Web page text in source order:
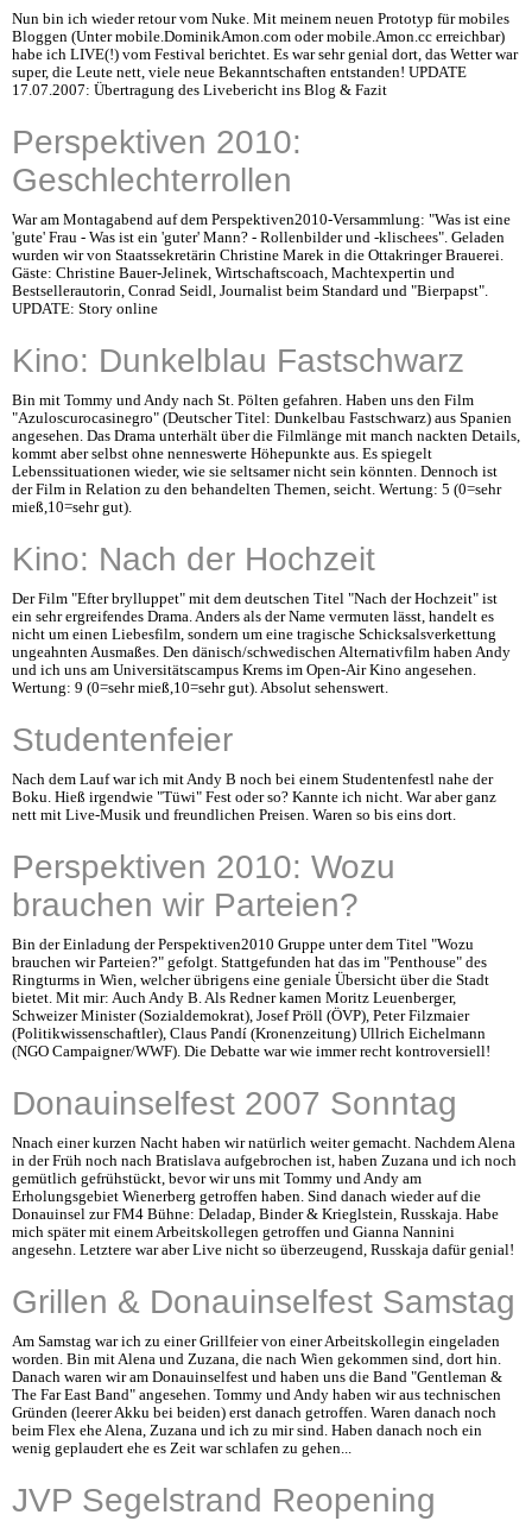
Nun bin ich wieder retour vom Nuke. Mit meinem neuen Prototyp für mobiles
Bloggen (Unter mobile.DominikAmon.com oder mobile.Amon.cc erreichbar)
habe ich LIVE(!) vom Festival berichtet. Es war sehr genial dort, das Wetter war
super, die Leute nett, viele neue Bekanntschaften entstanden! UPDATE
17.07.2007: Übertragung des Livebericht ins Blog & Fazit
Perspektiven 2010:
Geschlechterrollen
War am Montagabend auf dem Perspektiven2010-Versammlung: "Was ist eine
'gute' Frau - Was ist ein 'guter' Mann? - Rollenbilder und -klischees". Geladen
wurden wir von Staatssekretärin Christine Marek in die Ottakringer Brauerei.
Gäste: Christine Bauer-Jelinek, Wirtschaftscoach, Machtexpertin und
Bestsellerautorin, Conrad Seidl, Journalist beim Standard und "Bierpapst".
UPDATE: Story online
Kino: Dunkelblau Fastschwarz
Bin mit Tommy und Andy nach St. Pölten gefahren. Haben uns den Film
"Azuloscurocasinegro" (Deutscher Titel: Dunkelbau Fastschwarz) aus Spanien
angesehen. Das Drama unterhält über die Filmlänge mit manch nackten Details,
kommt aber selbst ohne nenneswerte Höhepunkte aus. Es spiegelt
Lebenssituationen wieder, wie sie seltsamer nicht sein könnten. Dennoch ist
der Film in Relation zu den behandelten Themen, seicht. Wertung: 5 (0=sehr
mieß,10=sehr gut).
Kino: Nach der Hochzeit
Der Film "Efter brylluppet" mit dem deutschen Titel "Nach der Hochzeit" ist
ein sehr ergreifendes Drama. Anders als der Name vermuten lässt, handelt es
nicht um einen Liebesfilm, sondern um eine tragische Schicksalsverkettung
ungeahnten Ausmaßes. Den dänisch/schwedischen Alternativfilm haben Andy
und ich uns am Universitätscampus Krems im Open-Air Kino angesehen.
Wertung: 9 (0=sehr mieß,10=sehr gut). Absolut sehenswert.
Studentenfeier
Nach dem Lauf war ich mit Andy B noch bei einem Studentenfestl nahe der
Boku. Hieß irgendwie "Tüwi" Fest oder so? Kannte ich nicht. War aber ganz
nett mit Live-Musik und freundlichen Preisen. Waren so bis eins dort.
Perspektiven 2010: Wozu
brauchen wir Parteien?
Bin der Einladung der Perspektiven2010 Gruppe unter dem Titel "Wozu
brauchen wir Parteien?" gefolgt. Stattgefunden hat das im "Penthouse" des
Ringturms in Wien, welcher übrigens eine geniale Übersicht über die Stadt
bietet. Mit mir: Auch Andy B. Als Redner kamen Moritz Leuenberger,
Schweizer Minister (Sozialdemokrat), Josef Pröll (ÖVP), Peter Filzmaier
(Politikwissenschaftler), Claus Pandí (Kronenzeitung) Ullrich Eichelmann
(NGO Campaigner/WWF). Die Debatte war wie immer recht kontroversiell!
Donauinselfest 2007 Sonntag
Nnach einer kurzen Nacht haben wir natürlich weiter gemacht. Nachdem Alena
in der Früh noch nach Bratislava aufgebrochen ist, haben Zuzana und ich noch
gemütlich gefrühstückt, bevor wir uns mit Tommy und Andy am
Erholungsgebiet Wienerberg getroffen haben. Sind danach wieder auf die
Donauinsel zur FM4 Bühne: Deladap, Binder & Krieglstein, Russkaja. Habe
mich später mit einem Arbeitskollegen getroffen und Gianna Nannini
angesehn. Letztere war aber Live nicht so überzeugend, Russkaja dafür genial!
Grillen & Donauinselfest Samstag
Am Samstag war ich zu einer Grillfeier von einer Arbeitskollegin eingeladen
worden. Bin mit Alena und Zuzana, die nach Wien gekommen sind, dort hin.
Danach waren wir am Donauinselfest und haben uns die Band "Gentleman &
The Far East Band" angesehen. Tommy und Andy haben wir aus technischen
Gründen (leerer Akku bei beiden) erst danach getroffen. Waren danach noch
beim Flex ehe Alena, Zuzana und ich zu mir sind. Haben danach noch ein
wenig geplaudert ehe es Zeit war schlafen zu gehen...
JVP Segelstrand Reopening